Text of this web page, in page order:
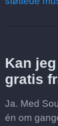
Kan
gratis
Ja. Med
én om